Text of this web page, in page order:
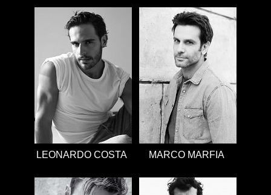
LEONARDO COSTA MARCO MARFIA